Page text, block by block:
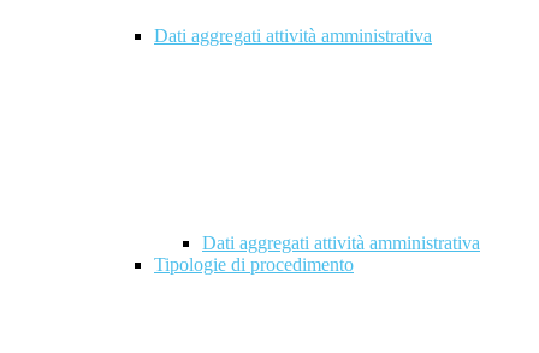
Dati aggregati attività amministrativa
Dati aggregati attività amministrativa
Tipologie di procedimento